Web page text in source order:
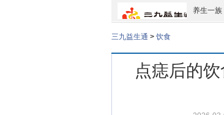
养生一族
三九益生通 > 饮食
点痣后的